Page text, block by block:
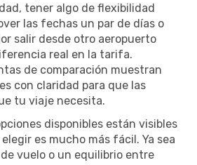
tener algo de flexibilidad
las fechas un par de días o
salir desde otro aeropuerto
real en la tarifa.
de comparación muestran
con claridad para que las
tu viaje necesita.
disponibles están visibles
es mucho más fácil. Ya sea
vuelo o un equilibrio entre